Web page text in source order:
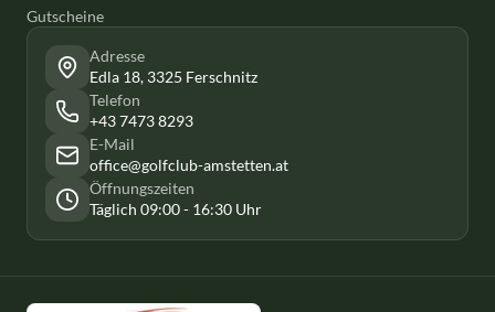
Gutscheine
Adresse
Edla 18, 3325 Ferschnitz
Telefon
+43 7473 8293
E-Mail
office@golfclub-amstetten.at
Öffnungszeiten
Täglich 09:00 - 16:30 Uhr